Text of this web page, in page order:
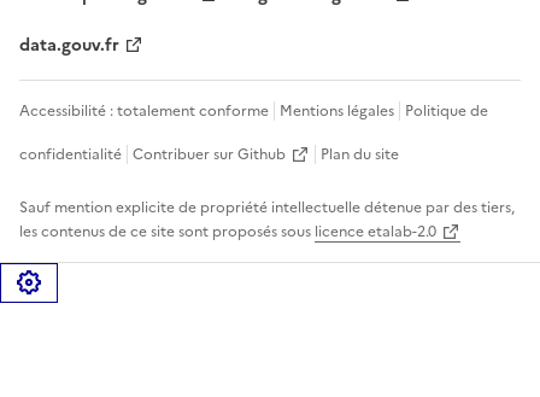
data.gouv.fr
Accessibilité : totalement conforme Mentions légales Politique de
confidentialité Contribuer sur Github Plan du site
Sauf mention explicite de propriété intellectuelle détenue par des tiers,
les contenus de ce site sont proposés sous licence etalab-2.0
Gérer les cookies